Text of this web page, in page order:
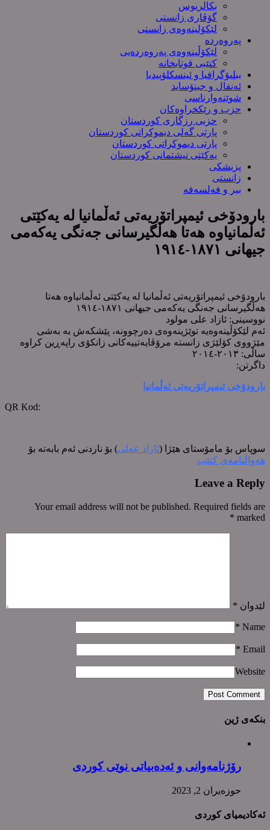
بکالریوس
گۆڤاری زانستی
لێکۆلینەوەی زانستی
پەروەردە
لێکۆڵینەوەی پەروەردەیی
کتێبی قوتابخانە
ببلیۆگرافیا و ئینسکلۆپیدیا
ئەنفال و جینۆساید
شوێنەوارناسی
حزب و رێکخراوەکان
حزبی رزگاری کوردستان
پارتی گەلی دیموکراتی کوردستان
پارتی دیموکراتی کوردستان
یەکێتی نیشتمانی کوردستان
پزیشکی
زانستی
بیر و فەلسەفە
بارودۆخی ئیمپراتۆریەتی ئەڵمانیا لە یەکێتی
ئەڵمانیاوە هەتا هەڵگیرسانی جەنگی یەکەمی
جیهانی ١٨٧١-١٩١٤
بارودۆخی ئیمپراتۆریەتی ئەڵمانیا لە یەکێتی ئەڵمانیاوە هەتا
هەڵگیرسانی جەنگی یەکەمی جیهانی ١٨٧١-١٩١٤
نووسینی: ئازاد علی مولود
ئەم لێکۆڵینەوەیە توێژینەوەی دەرچوونە، پێشکەش بە بەشی
مێژووی کۆلێژی زانستە مرۆڤایەتییەکانی زانکۆی راپەڕین کراوە
ساڵی: ٢٠١٣-٢٠١٤
داگرتن:
بارودۆخی ئیمپراتۆریەتی ئەڵمانیا
‌QR Kod:
سوپاس بۆ مامۆستای هێژا (ئازاد عەلی) بۆ ناردنی ئەم بابەتە بۆ
هەواڵنامەی کتێب
Leave a Reply
Your email address will not be published. Required fields are
marked
*
لێدوان *
Name
*
Email
*
Website
بنکەی ژین
رۆژنامەوانی و ئەدەبیاتی نوێی کوردی
حوزه‌یران 2, 2023
ئەکادیمیای کوردی